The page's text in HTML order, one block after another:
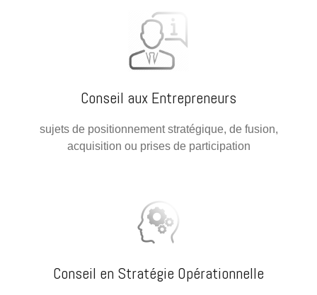
Conseil aux Entrepreneurs
sujets de positionnement stratégique, de fusion,
acquisition ou prises de participation
Conseil en Stratégie Opérationnelle